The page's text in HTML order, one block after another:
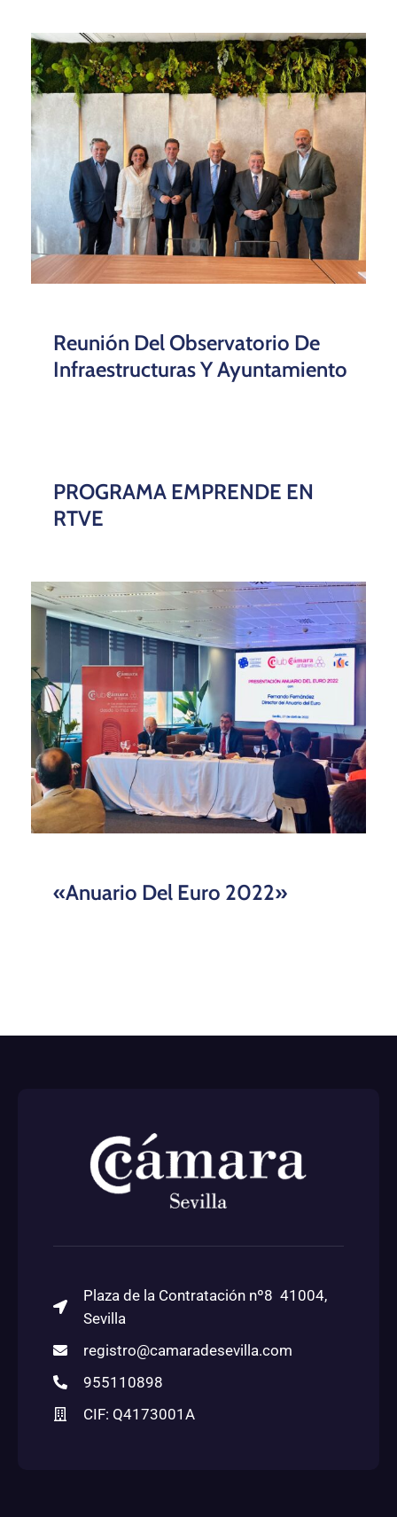
Reunión Del Observatorio De
Infraestructuras Y Ayuntamiento
PROGRAMA EMPRENDE EN
RTVE
«Anuario Del Euro 2022»
Plaza de la Contratación nº8 41004,
Sevilla
registro@camaradesevilla.com
955110898
CIF: Q4173001A